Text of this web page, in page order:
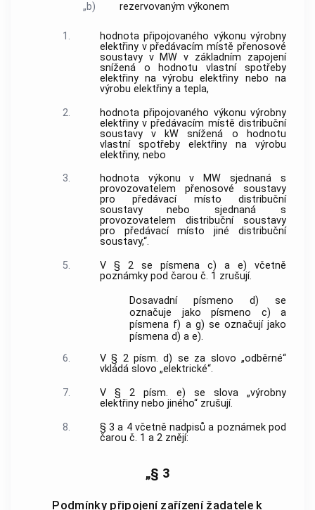
„b) rezervovaným výkonem
1.
hodnota připojovaného výkonu výrobny
elektřiny v předávacím místě přenosové
soustavy v MW v základním zapojení
snížená o hodnotu vlastní spotřeby
elektřiny na výrobu elektřiny nebo na
výrobu elektřiny a tepla,
2.
hodnota připojovaného výkonu výrobny
elektřiny v předávacím místě distribuční
soustavy v kW snížená o hodnotu
vlastní spotřeby elektřiny na výrobu
elektřiny, nebo
3.
hodnota výkonu v MW sjednaná s
provozovatelem přenosové soustavy
pro předávací místo distribuční
soustavy nebo sjednaná s
provozovatelem distribuční soustavy
pro předávací místo jiné distribuční
soustavy,“.
5.
V § 2 se písmena c) a e) včetně
poznámky pod čarou č. 1 zrušují.
Dosavadní písmeno d) se
označuje jako písmeno c) a
písmena f) a g) se označují jako
písmena d) a e).
6.
V § 2 písm. d) se za slovo „odběrné“
vkládá slovo „elektrické“.
7.
V § 2 písm. e) se slova „výrobny
elektřiny nebo jiného“ zrušují.
8.
§ 3 a 4 včetně nadpisů a poznámek pod
čarou č. 1 a 2 znějí:
„§ 3
Podmínky připojení zařízení žadatele k